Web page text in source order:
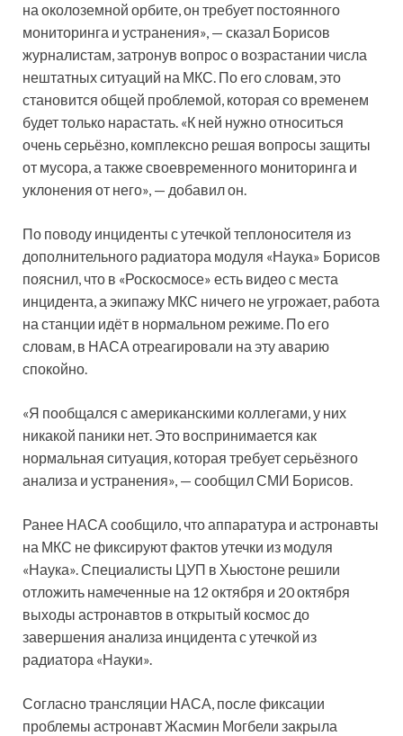
на околоземной орбите, он требует постоянного
мониторинга и устранения», — сказал Борисов
журналистам, затронув вопрос о возрастании числа
нештатных ситуаций на МКС. По его словам, это
становится общей проблемой, которая со временем
будет только нарастать. «К ней нужно относиться
очень серьёзно, комплексно решая вопросы защиты
от мусора, а также своевременного мониторинга и
уклонения от него», — добавил он.
По поводу инциденты с утечкой теплоносителя из
дополнительного радиатора модуля «Наука» Борисов
пояснил, что в «Роскосмосе» есть видео с места
инцидента, а экипажу МКС ничего не угрожает, работа
на станции идёт в нормальном режиме. По его
словам, в НАСА отреагировали на эту аварию
спокойно.
«Я пообщался с американскими коллегами, у них
никакой паники нет. Это воспринимается как
нормальная ситуация, которая требует серьёзного
анализа и устранения», — сообщил СМИ Борисов.
Ранее НАСА сообщило, что аппаратура и астронавты
на МКС не фиксируют фактов утечки из модуля
«Наука». Специалисты ЦУП в Хьюстоне решили
отложить намеченные на 12 октября и 20 октября
выходы астронавтов в открытый космос до
завершения анализа инцидента с утечкой из
радиатора «Науки».
Согласно трансляции НАСА, после фиксации
проблемы астронавт Жасмин Могбели закрыла